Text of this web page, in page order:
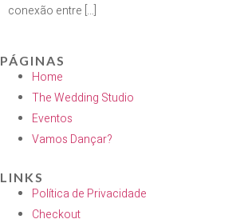
conexão entre […]
PÁGINAS
Home
The Wedding Studio
Eventos
Vamos Dançar?
LINKS
Política de Privacidade
Checkout